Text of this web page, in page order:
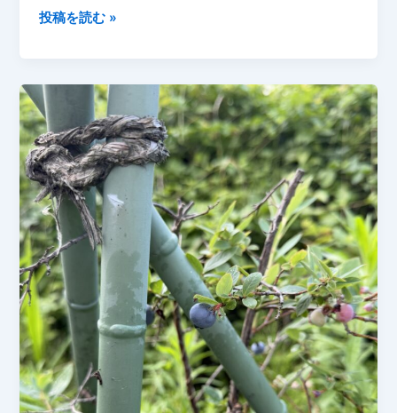
「湯
り
娘
の
莢
が
ふ
っ
く
ら！
す
も
も
の
木
の
下
投稿を読む »